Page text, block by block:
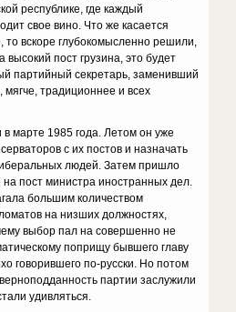
республике, где каждый
свое вино. Что же касается
вскоре глубокомысленно решили,
высокий пост грузина, это будет
партийный секретарь, заменивший
традиционнее и всех
в марте 1985 года. Летом он уже
с их постов и назначать
людей. Затем пришло
пост министра иностранных дел.
большим количеством
на низших должностях,
выбор пал на совершенно не
поприщу бывшего главу
говорившего по-русски. Но потом
партии заслужили
удивляться.